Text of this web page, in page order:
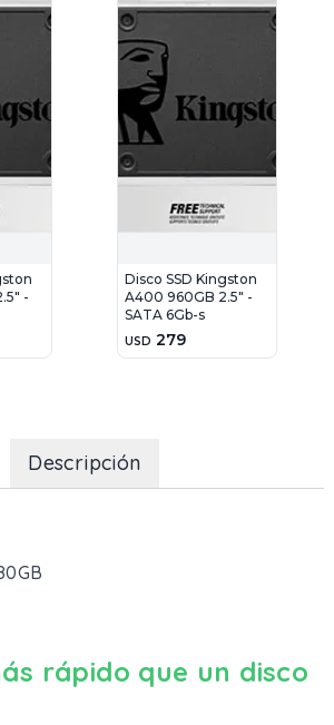
-
Disco SSD Kingston
A400 960GB 2.5" -
SATA 6Gb-s
USD 279
Descripción
rápido que un disco